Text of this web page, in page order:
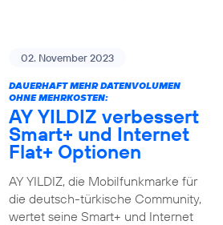
02. November 2023
DAUERHAFT MEHR DATENVOLUMEN
OHNE MEHRKOSTEN:
AY YILDIZ verbessert
Smart+ und Internet
Flat+ Optionen
AY YILDIZ, die Mobilfunkmarke für
die deutsch-türkische Community,
wertet seine Smart+ und Internet